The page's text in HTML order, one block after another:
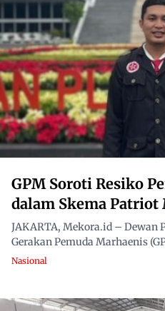
GPM Soroti Resiko
dalam Skema
JAKARTA, Mekora.id – Dewan
Gerakan Pemuda Marhaenis
Nasional